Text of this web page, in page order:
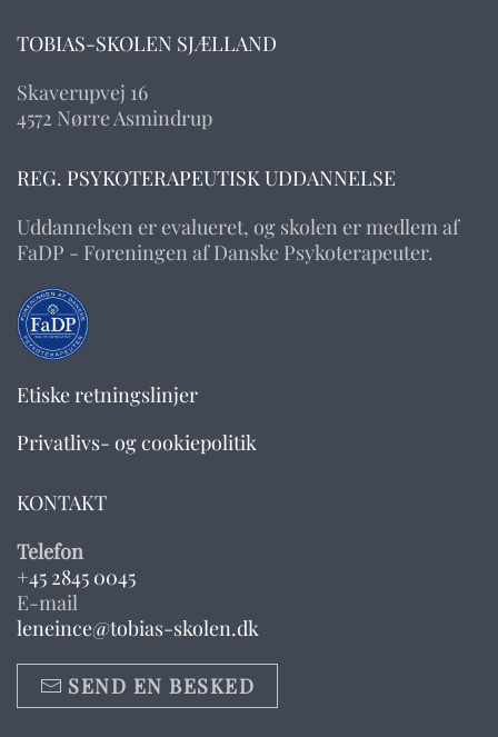
TOBIAS-SKOLEN SJÆLLAND
Skaverupvej 16
4572 Nørre Asmindrup
REG. PSYKOTERAPEUTISK UDDANNELSE
Uddannelsen er evalueret, og skolen er medlem af
FaDP - Foreningen af Danske Psykoterapeuter.
Etiske retningslinjer
Privatlivs- og cookiepolitik
KONTAKT
Telefon
+45 2845 0045
E-mail
leneince@tobias-skolen.dk
SEND EN BESKED